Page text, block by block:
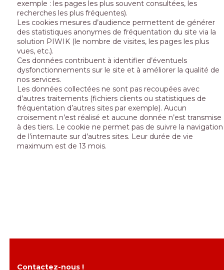
exemple : les pages les plus souvent consultées, les
recherches les plus fréquentes).
Les cookies mesures d’audience permettent de générer
des statistiques anonymes de fréquentation du site via la
solution PIWIK (le nombre de visites, les pages les plus
vues, etc.).
Ces données contribuent à identifier d’éventuels
dysfonctionnements sur le site et à améliorer la qualité de
nos services.
Les données collectées ne sont pas recoupées avec
d’autres traitements (fichiers clients ou statistiques de
fréquentation d’autres sites par exemple). Aucun
croisement n’est réalisé et aucune donnée n’est transmise
à des tiers. Le cookie ne permet pas de suivre la navigation
de l’internaute sur d’autres sites. Leur durée de vie
maximum est de 13 mois.
Contactez-nous !